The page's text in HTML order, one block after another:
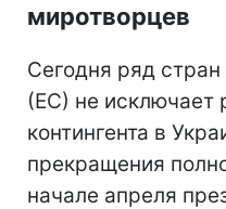
миротворцев
Сегодня ряд
(ЕС) не исключает
контингента в
прекращения
начале апреля